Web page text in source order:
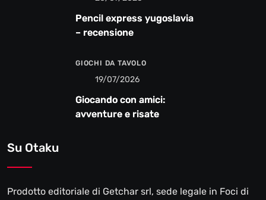
Pencil express yugoslavia
– recensione
GIOCHI DA TAVOLO
19/07/2026
Giocando con amici:
avventure e risate
Su Otaku
Prodotto editoriale di Getchar srl, sede legale in Foci di